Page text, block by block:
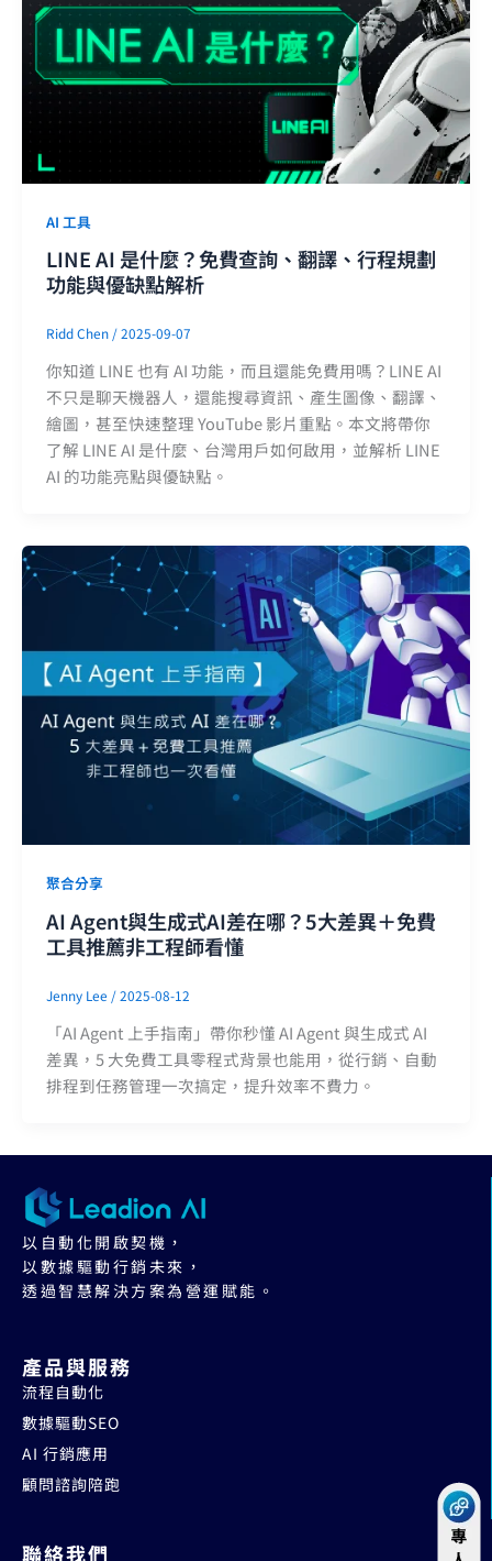
AI 工具
LINE AI 是什麼？免費查詢、翻譯、行程規劃
功能與優缺點解析
Ridd Chen /2025-09-07
你知道 LINE 也有 AI 功能，而且還能免費用嗎？LINE AI
不只是聊天機器人，還能搜尋資訊、產生圖像、翻譯、
繪圖，甚至快速整理 YouTube 影片重點。本文將帶你
了解 LINE AI 是什麼、台灣用戶如何啟用，並解析 LINE
AI 的功能亮點與優缺點。
聚合分享
AI Agent與生成式AI差在哪？5大差異＋免費
工具推薦非工程師看懂
Jenny Lee /2025-08-12
「AI Agent 上手指南」帶你秒懂 AI Agent 與生成式 AI
差異，5 大免費工具零程式背景也能用，從行銷、自動
排程到任務管理一次搞定，提升效率不費力。
以自動化開啟契機，
以數據驅動行銷未來，
透過智慧解決方案為營運賦能。
產品與服務
流程自動化
數據驅動SEO
AI 行銷應用
顧問諮詢陪跑
聯絡我們